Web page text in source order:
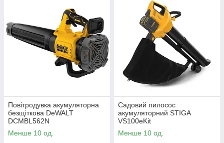
Повітродувка акумуляторна
безщіткова DeWALT
DCMBL562N
Менше 10 од.
Садовий пилосос
акумуляторний STIGA
VS100eKit
Менше 10 од.